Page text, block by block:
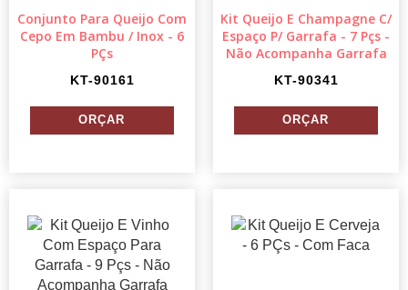
Conjunto Para Queijo Com
Cepo Em Bambu / Inox - 6
PÇs
KT-90161
Kit Queijo E Champagne C/
Espaço P/ Garrafa - 7 Pçs -
Não Acompanha Garrafa
KT-90341